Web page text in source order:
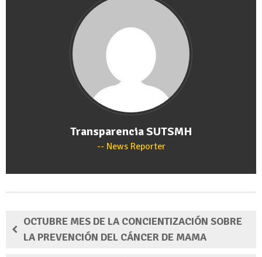
Transparencia SUTSMH
News Reporter
OCTUBRE MES DE LA CONCIENTIZACIÓN SOBRE
LA PREVENCIÓN DEL CÁNCER DE MAMA